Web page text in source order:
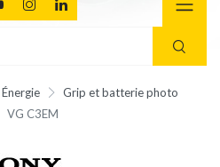
Énergie
Grip et batterie photo
VG C3EM